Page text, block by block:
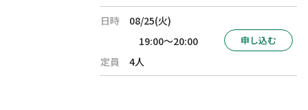
日時
08/25(火)
19:00～20:00
定員
4人
申し込む